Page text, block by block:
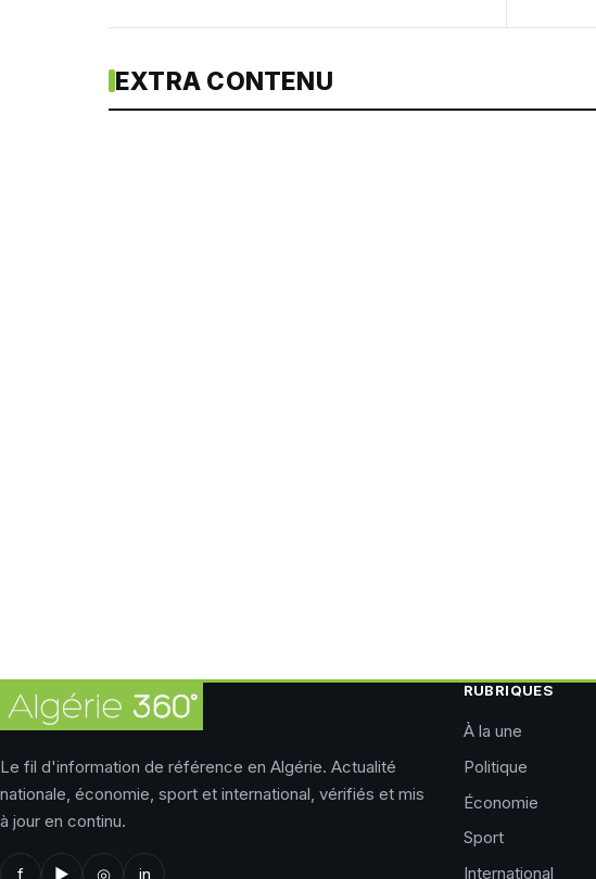
EXTRA CONTENU
Le fil d'information de référence en Algérie. Actualité
nationale, économie, sport et international, vérifiés et mis
à jour en continu.
f ▶ ◎ in
RUBRIQUES
À la une
Politique
Économie
Sport
International